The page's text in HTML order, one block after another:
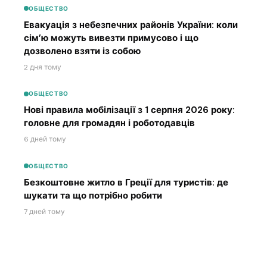
ОБЩЕСТВО
Евакуація з небезпечних районів України: коли
сім’ю можуть вивезти примусово і що
дозволено взяти із собою
2 дня тому
ОБЩЕСТВО
Нові правила мобілізації з 1 серпня 2026 року:
головне для громадян і роботодавців
6 дней тому
ОБЩЕСТВО
Безкоштовне житло в Греції для туристів: де
шукати та що потрібно робити
7 дней тому